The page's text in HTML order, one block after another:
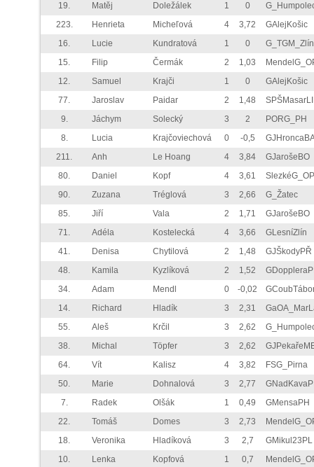
19.
Matěj Doležálek 1 0
223.
Henrieta Micheľová 4 3,72
GAlejKošic
16.
Lucie Kundratová 1 0
G_TGM_Zlín
15.
Filip Čermák 2 1,03
12.
Samuel Krajči 1 0
GAlejKošic
77.
Jaroslav Paidar 2 1,48
SPŠMasarLI
9.
Jáchym Solecký 3 2
PORG_PH
8.
Lucia Krajčoviechová 0 -0,5
211.
Anh Le Hoang 4 3,84
GJarošeBO
80.
Daniel Kopf 4 3,61
SlezkéG_OP
90.
Zuzana Tréglová 3 2,66
G_Žatec
85.
Jiří Vala 2 1,71
GJarošeBO
71.
Adéla Kostelecká 4 3,66
GLesníZlín
41.
Denisa Chytilová 2 1,48
GJŠkodyPŘ
48.
Kamila Kyzlíková 2 1,52
34.
Adam Mendl 0 -0,02
14.
Richard Hladík 3 2,31
55.
Aleš Krčil 3 2,62
38.
Michal Töpfer 3 2,62
64.
Vít Kalisz 4 3,82
FSG_Pirna
50.
Marie Dohnalová 3 2,77
7.
Radek Olšák 1 0,49
GMensaPH
22.
Tomáš Domes 3 2,73
18.
Veronika Hladíková 3 2,7
GMikul23PL
10.
Lenka Kopfová 1 0,7